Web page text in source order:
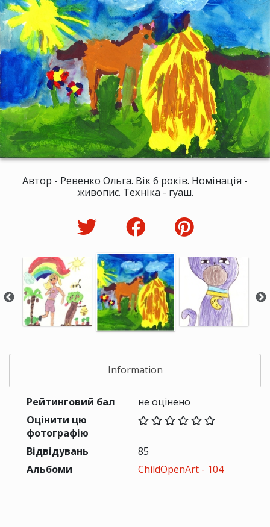
Автор - Ревенко Ольга. Вік 6 років. Номінація -
живопис. Техніка - гуаш.
Information
Рейтинговий бал
не оцінено
Оцінити цю
фотографію
Відвідувань
85
Альбоми
ChildOpenArt - 104